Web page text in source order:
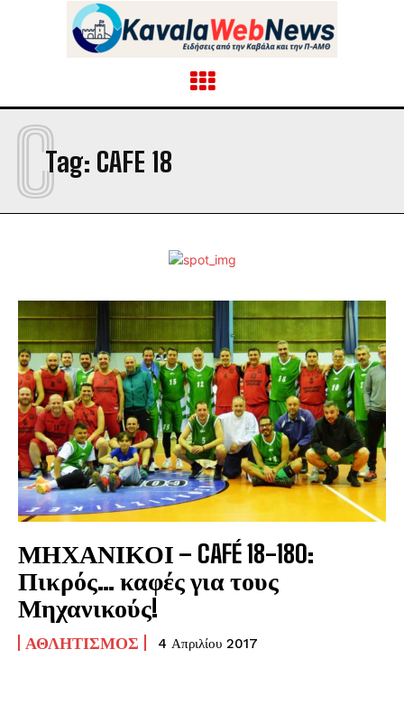
Tag: CAFE 18
C
ΜΗΧΑΝΙΚΟΙ – CAFÉ 18-180:
Πικρός… καφές για τους
Μηχανικούς!
ΑΘΛΗΤΙΣΜΌΣ 4 Απριλίου 2017